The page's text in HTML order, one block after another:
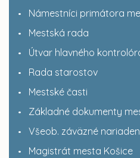
Námestníci primátora
Mestská rada
Útvar hlavného
Rada starostov
Mestské časti
Základné dokumenty
Všeob. záväzné
Magistrát mesta Košice